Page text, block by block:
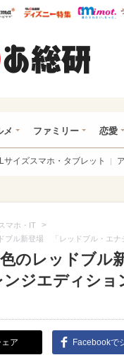
あ総研ハピママ* ウレぴあ
メ ファミリー 恋愛
Lサイズスマホ・タブレット
スマホ・IT >
ブル新登場 「レッドブル・エナ
のレッドブル
ジエディショ
ア Facebookで